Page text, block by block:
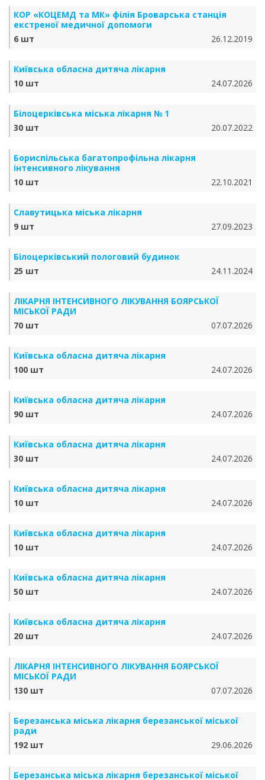
КОР «КОЦЕМД та МК» філія Броварська станція
екстреної медичної допомоги
6 шт
26.12.2019
Київська обласна дитяча лікарня
10 шт
24.07.2026
Білоцерківська міська лікарня № 1
30 шт
20.07.2022
Бориспільська багатопрофільна лікарня
інтенсивного лікування
10 шт
22.10.2021
Славутицька міська лікарня
9 шт
27.09.2023
Білоцерківський пологовий будинок
25 шт
24.11.2024
ЛІКАРНЯ ІНТЕНСИВНОГО ЛІКУВАННЯ БОЯРСЬКОЇ
МІСЬКОЇ РАДИ
70 шт
07.07.2026
Київська обласна дитяча лікарня
100 шт
24.07.2026
Київська обласна дитяча лікарня
90 шт
24.07.2026
Київська обласна дитяча лікарня
30 шт
24.07.2026
Київська обласна дитяча лікарня
10 шт
24.07.2026
Київська обласна дитяча лікарня
10 шт
24.07.2026
Київська обласна дитяча лікарня
50 шт
24.07.2026
Київська обласна дитяча лікарня
20 шт
24.07.2026
ЛІКАРНЯ ІНТЕНСИВНОГО ЛІКУВАННЯ БОЯРСЬКОЇ
МІСЬКОЇ РАДИ
130 шт
07.07.2026
Березанська міська лікарня березанської міської
ради
192 шт
29.06.2026
Березанська міська лікарня березанської міської